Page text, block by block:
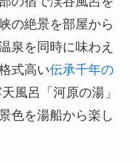
の絶景を部屋から
泉を同時に味わえ
式高い伝承千年の
風呂「河原の湯」
色を湯船から楽し